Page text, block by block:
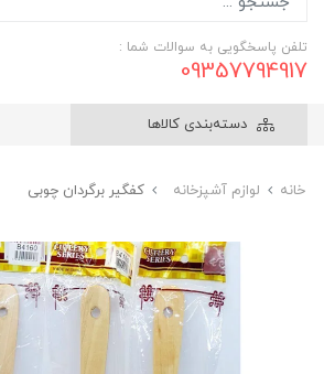
تلفن پاسخگویی به سوالات شما :
09357794917
دسته‌بندی کالاها
خانه لوازم آشپزخانه کفگیر برگردان چوبی